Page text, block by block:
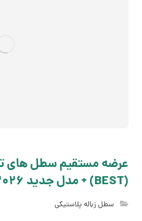
عرضه مستقیم سطل های
(BEST) + مدل جدید 2026
سطل زباله پلاستیکی